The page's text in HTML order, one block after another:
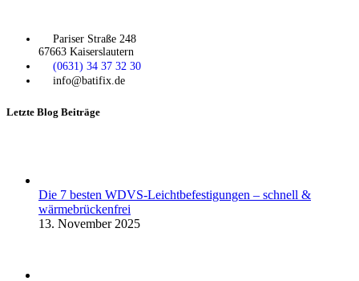
Pariser Straße 248
67663 Kaiserslautern
(0631) 34 37 32 30
info@batifix.de
Letzte Blog Beiträge
Die 7 besten WDVS-Leichtbefestigungen – schnell &
wärmebrückenfrei
13. November 2025